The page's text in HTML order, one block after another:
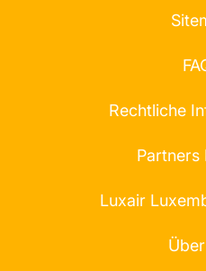
Rechtliche
Partners
Luxair